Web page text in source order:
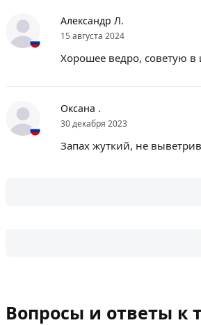
Александр Л.
15 августа 2024
Хорошее ведро, советую в
Оксана .
30 декабря 2023
Запах жуткий, не
Вопросы и ответы к